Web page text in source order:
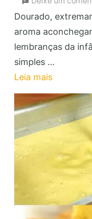
Dourado,
aroma
lembranças da
simples …
Leia mais